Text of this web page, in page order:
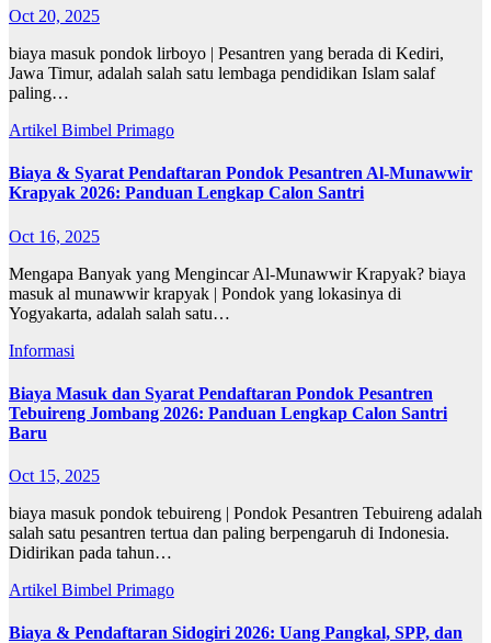
Oct 20, 2025
biaya masuk pondok lirboyo | Pesantren yang berada di Kediri,
Jawa Timur, adalah salah satu lembaga pendidikan Islam salaf
paling…
Artikel Bimbel Primago
Biaya & Syarat Pendaftaran Pondok Pesantren Al-Munawwir
Krapyak 2026: Panduan Lengkap Calon Santri
Oct 16, 2025
Mengapa Banyak yang Mengincar Al-Munawwir Krapyak? biaya
masuk al munawwir krapyak | Pondok yang lokasinya di
Yogyakarta, adalah salah satu…
Informasi
Biaya Masuk dan Syarat Pendaftaran Pondok Pesantren
Tebuireng Jombang 2026: Panduan Lengkap Calon Santri
Baru
Oct 15, 2025
biaya masuk pondok tebuireng | Pondok Pesantren Tebuireng adalah
salah satu pesantren tertua dan paling berpengaruh di Indonesia.
Didirikan pada tahun…
Artikel Bimbel Primago
Biaya & Pendaftaran Sidogiri 2026: Uang Pangkal, SPP, dan